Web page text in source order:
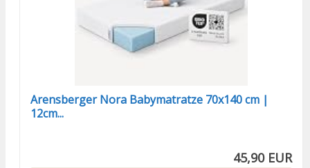
Arensberger Nora Babymatratze 70x140 cm |
12cm...
45,90 EUR